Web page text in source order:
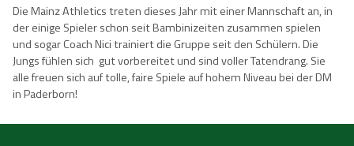
Die Mainz Athletics treten dieses Jahr mit einer Mannschaft an, in
der einige Spieler schon seit Bambinizeiten zusammen spielen
und sogar Coach Nici trainiert die Gruppe seit den Schülern. Die
Jungs fühlen sich gut vorbereitet und sind voller Tatendrang. Sie
alle freuen sich auf tolle, faire Spiele auf hohem Niveau bei der DM
in Paderborn!